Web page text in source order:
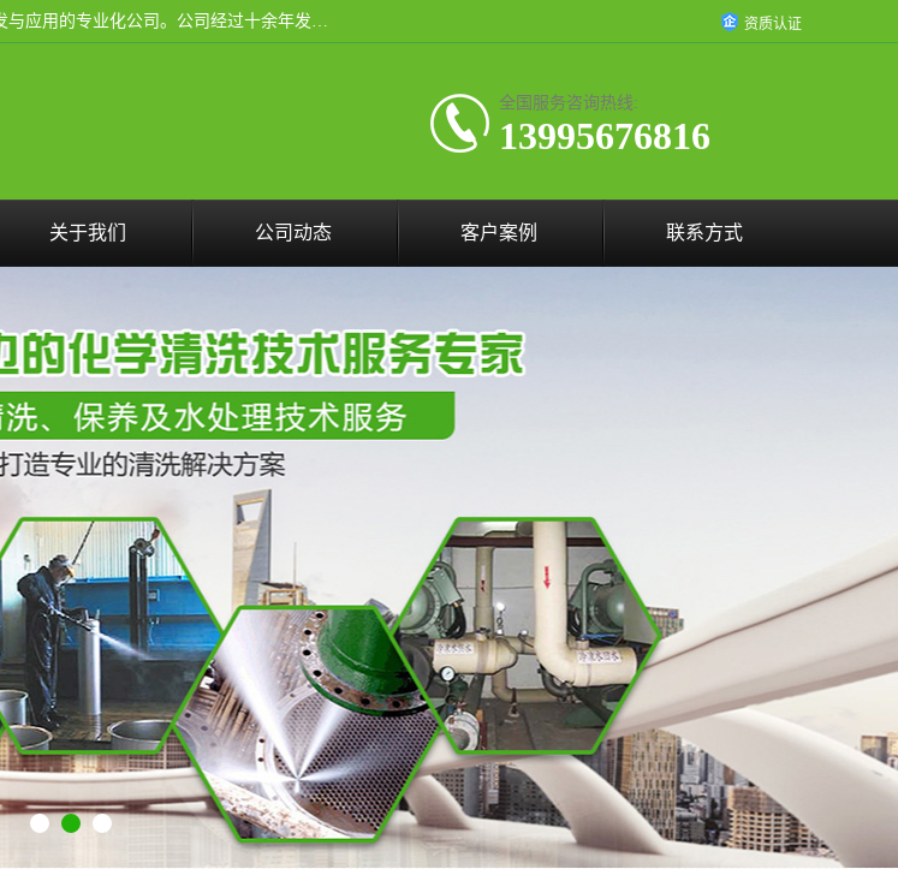
武汉洁利友环境技术有限公司是从事工业民用设备清洗、水处理、金属防腐蚀技术开发与应用的专业化公司。公司经过十余年发展积累了丰富的清洗经验，服务过的客户达到500余家，清洗的各类工业设备共计3000余台。 资质认证
全国服务咨询热线:
13995676816
关于我们 公司动态 客户案例 联系方式